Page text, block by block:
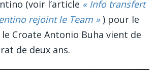
(voir l’article « Info transfert
rejoint le Team ») pour le
Croate Antonio Buha vient de
de deux ans.